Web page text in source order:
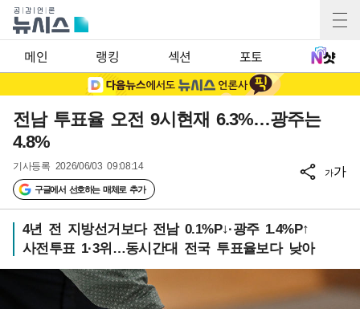
메인 랭킹 섹션 포토
전남 투표율 오전 9시현재 6.3%…광주는
4.8%
기사등록 2026/06/03 09:08:14
구글에서 선호하는 매체로 추가
가가
4년 전 지방선거보다 전남 0.1%P↓·광주 1.4%P↑
사전투표 1·3위…동시간대 전국 투표율보다 낮아